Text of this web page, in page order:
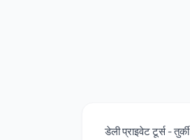
डेली प्राइवेट टूर्स - तुर्की